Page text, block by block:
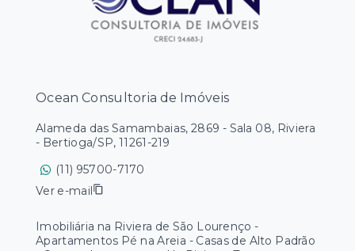
Ocean Consultoria de Imóveis
Alameda das Samambaias, 2869 - Sala 08, Riviera
- Bertioga/SP, 11261-219
(11) 95700-7170
Ver e-mail
Imobiliária na Riviera de São Lourenço -
Apartamentos Pé na Areia - Casas de Alto Padrão